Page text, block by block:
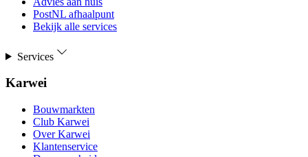
PostNL afhaalpunt
Bekijk alle services
Services
Karwei
Bouwmarkten
Club Karwei
Over Karwei
Klantenservice